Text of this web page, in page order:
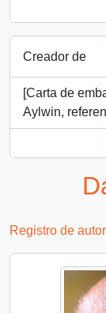
Creador de
[Carta de
Aylwin,
Registro de